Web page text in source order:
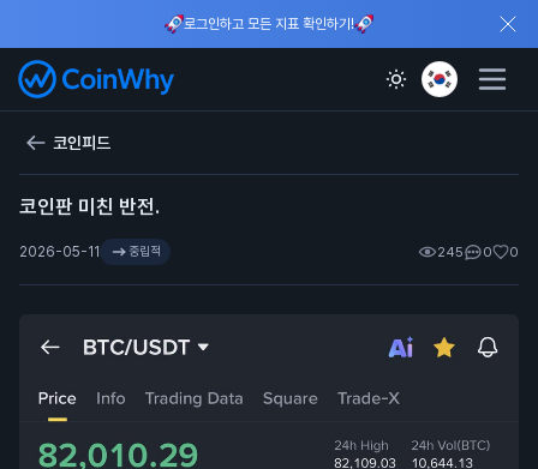
로그인하고 모든 지표 확인하기!
코인피드
코인판 미친 반전.
2026-05-11 중립적 245 0 0